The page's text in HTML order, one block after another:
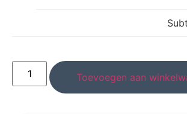
Toevoegen aan